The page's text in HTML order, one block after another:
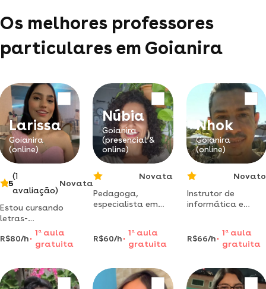
Os melhores professores
particulares em Goianira
Larissa
Goianira
(online)
5
(1
avaliação)
Novata
Estou cursando
letras-
licenciatura. não
encontrei
oportunidade de
por isso, quero dar
aulas para gerar
R$80/h
1 aaula
gratuita
Núbia
Goianira
(presencial &
online)
Novata
Pedagoga,
especialista em
apaixonada pelo
verdadeira
educação é
R$60/h
1 a aula
gratuita
Nhok
Goianira
(online)
Novato
Instrutor de
informática e
de 10 anos de
atuação ensina
excel e powerpoint
para todas as
R$66/h
1 aaula
gratuita